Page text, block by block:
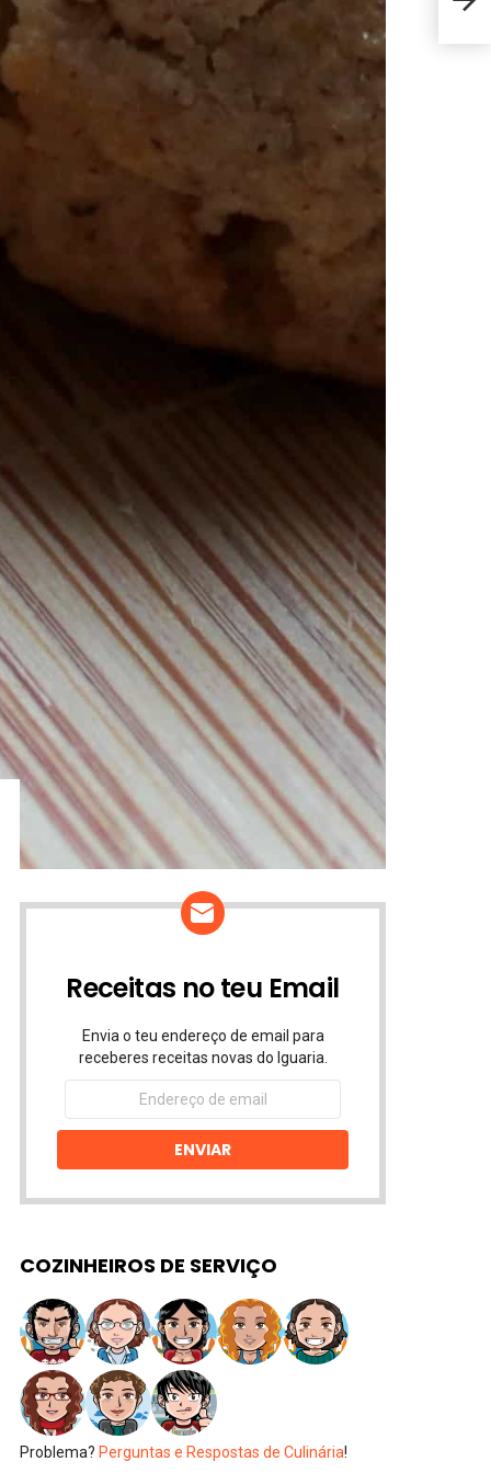
Receitas no teu Email
Envia o teu endereço de email para
receberes receitas novas do Iguaria.
Endereço
email
ENVIAR
COZINHEIROS DE SERVIÇO
Problema? Perguntas e Respostas de Culinária!